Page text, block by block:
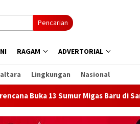
Pencarian
RAGAM ADVERTORIAL
Lingkungan Nasional
13 Sumur Migas Baru di Samboja